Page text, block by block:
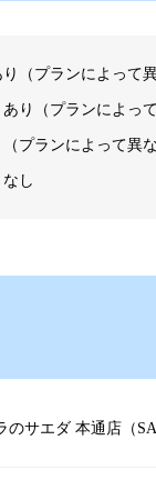
（プランによって異
り（プランによって
プランによって異な
し
のサエダ 本通店（